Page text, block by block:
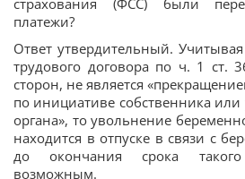
страхования (ФСС) были
платежи?
Ответ утвердительный.
трудового договора по ч. 1 ст.
сторон, не является
по инициативе собственника
органа», то увольнение
находится в отпуске в связи с
до окончания срока такого
возможным.